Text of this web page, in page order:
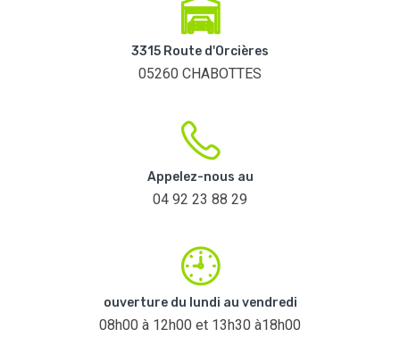
3315 Route d'Orcières
05260 CHABOTTES
Appelez-nous au
04 92 23 88 29
ouverture du lundi au vendredi
08h00 à 12h00 et 13h30 à18h00